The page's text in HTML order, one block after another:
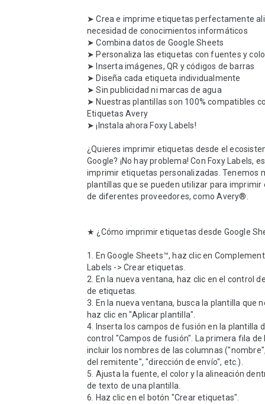
➤ Crea e imprime etiquetas perfectamente
necesidad de conocimientos informáticos
➤ Combina datos de Google Sheets
➤ Personaliza las etiquetas con fuentes y
➤ Inserta imágenes, QR y códigos de barras
➤ Diseña cada etiqueta individualmente
➤ Sin publicidad ni marcas de agua
➤ Nuestras plantillas son 100% compatibles
Etiquetas Avery
➤ ¡Instala ahora Foxy Labels!
¿Quieres imprimir etiquetas desde el
Google? ¡No hay problema! Con Foxy Labels,
imprimir etiquetas personalizadas. Tenemos
plantillas que se pueden utilizar para imprimir
de diferentes proveedores, como Avery®.
★ ¿Cómo imprimir etiquetas desde Google
1. En Google Sheets™, haz clic en
Labels -> Crear etiquetas.
2. En la nueva ventana, haz clic en el control
de etiquetas.
3. En la nueva ventana, busca la plantilla que
haz clic en "Aplicar plantilla".
4. Inserta los campos de fusión en la plantilla
control "Campos de fusión". La primera fila de
incluir los nombres de las columnas
del remitente", "dirección de envío", etc.).
5. Ajusta la fuente, el color y la alineación
de texto de una plantilla.
6. Haz clic en el botón "Crear etiquetas".